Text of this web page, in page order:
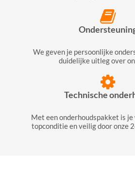
We geven je persoonlijke
duidelijke uitleg over
Technische
Met een onderhoudspakket is
topconditie en veilig door onze